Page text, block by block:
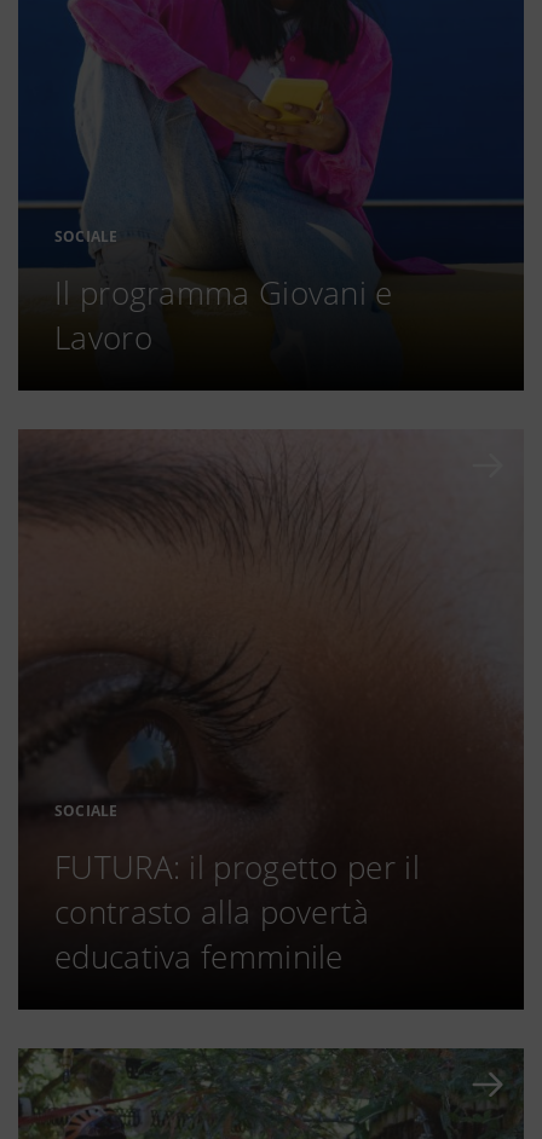
SOCIALE
Il programma Giovani e
Lavoro
SOCIALE
FUTURA: il progetto per il
contrasto alla povertà
educativa femminile